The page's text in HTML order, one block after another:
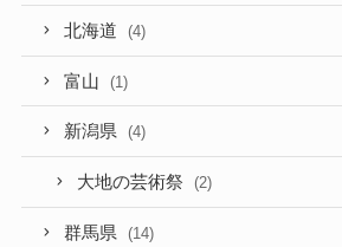
北海道 (4)
富山 (1)
新潟県 (4)
大地の芸術祭 (2)
群馬県 (14)